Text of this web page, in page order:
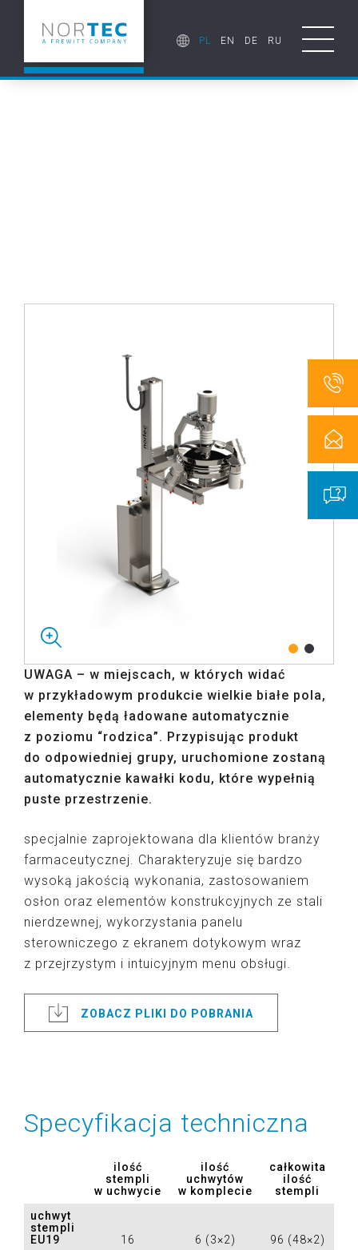
PL EN DE RU
UWAGA – w miejscach, w których widać
w przykładowym produkcie wielkie białe pola,
elementy będą ładowane automatycznie
z poziomu “rodzica”. Przypisując produkt
do odpowiedniej grupy, uruchomione zostaną
automatycznie kawałki kodu, które wypełnią
puste przestrzenie.
specjalnie zaprojektowana dla klientów branży
farmaceutycznej. Charakteryzuje się bardzo
wysoką jakością wykonania, zastosowaniem
osłon oraz elementów konstrukcyjnych ze stali
nierdzewnej, wykorzystania panelu
sterowniczego z ekranem dotykowym wraz
z przejrzystym i intuicyjnym menu obsługi.
ZOBACZ PLIKI DO POBRANIA
Specyfikacja techniczna
ilość
stempli
w uchwycie
ilość
uchwytów
w komplecie
całkowita
ilość
stempli
uchwyt
stempli
EU19
16 6 (3×2)
96 (48×2)